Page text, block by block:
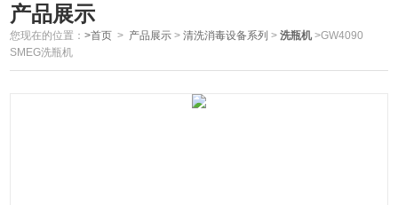
产品展示
您现在的位置：>首页 > 产品展示 >清洗消毒设备系列 >洗瓶机 >GW4090
SMEG洗瓶机